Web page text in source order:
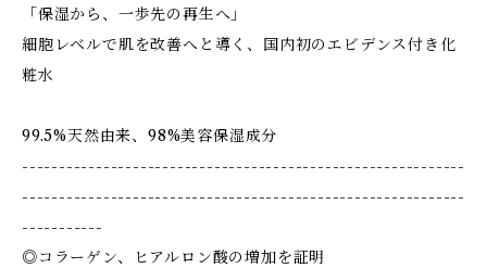
「保湿から、一歩先の再生へ」
細胞レベルで肌を改善へと導く、国内初のエビデンス付き化
粧水
99.5%天然由来、98%美容保湿成分
------------------------------------------------------------
------------------------------------------------------------
-----------
◎コラーゲン、ヒアルロン酸の増加を証明